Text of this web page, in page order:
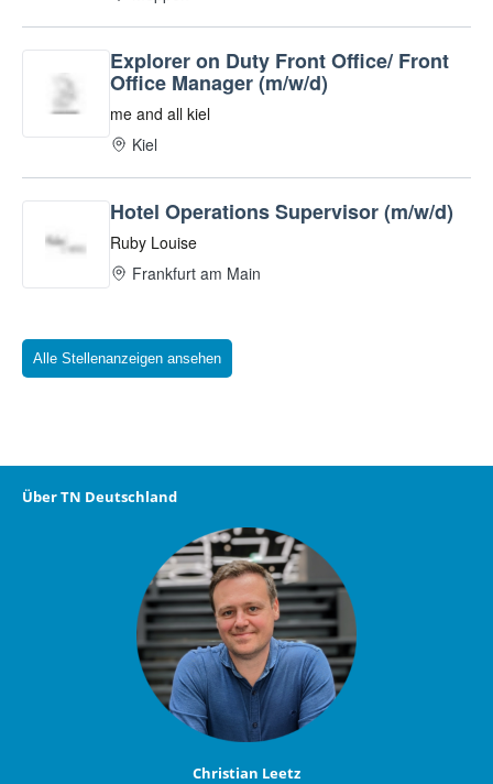
Alle Stellenanzeigen ansehen
Über TN Deutschland
Christian Leetz